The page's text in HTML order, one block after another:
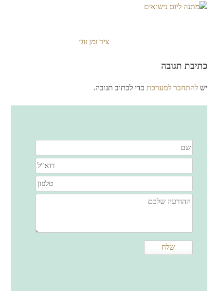
ציר זמן זוגי
כתיבת תגובה
ישלהתחבר למערכת כדי לכתוב תגובה.